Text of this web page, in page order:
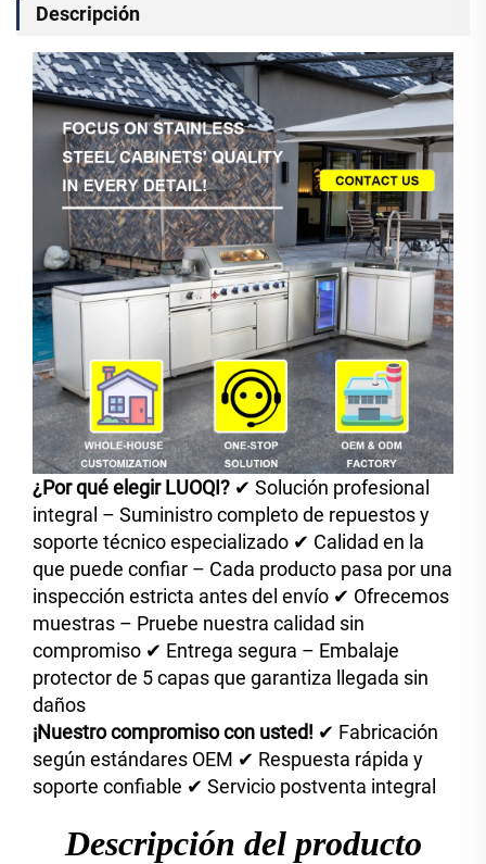
Descripción
¿Por qué elegir LUOQI? ✔ Solución profesional
integral – Suministro completo de repuestos y
soporte técnico especializado ✔ Calidad en la
que puede confiar – Cada producto pasa por una
inspección estricta antes del envío ✔ Ofrecemos
muestras – Pruebe nuestra calidad sin
compromiso ✔ Entrega segura – Embalaje
protector de 5 capas que garantiza llegada sin
daños
¡Nuestro compromiso con usted! ✔ Fabricación
según estándares OEM ✔ Respuesta rápida y
soporte confiable ✔ Servicio postventa integral
Descripción del producto